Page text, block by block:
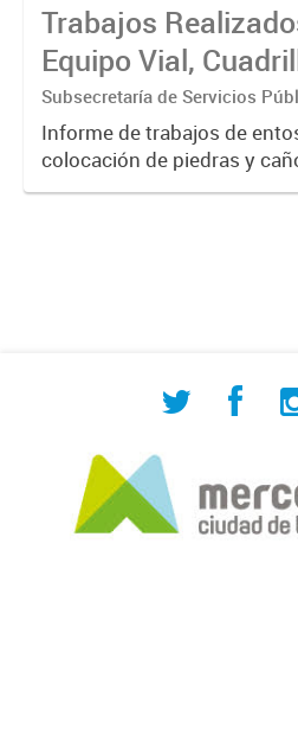
construcción, colocación de
registro, reparación...
Trabajos
Equipo Vial,
Bacheo, Servicio
Eléctrico -
2021
Subsecretaría de Servicios
Informe de trabajos de
colocación de piedras y
(zanjeo - cruce de calles)